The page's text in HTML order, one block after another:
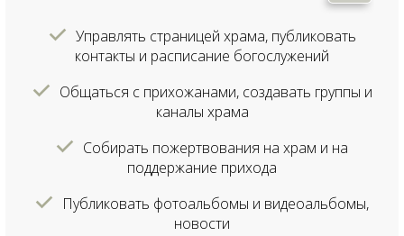
Управлять страницей храма, публиковать
контакты и расписание богослужений
Общаться с прихожанами, создавать группы и
каналы храма
Собирать пожертвования на храм и на
поддержание прихода
Публиковать фотоальбомы и видеоальбомы,
новости